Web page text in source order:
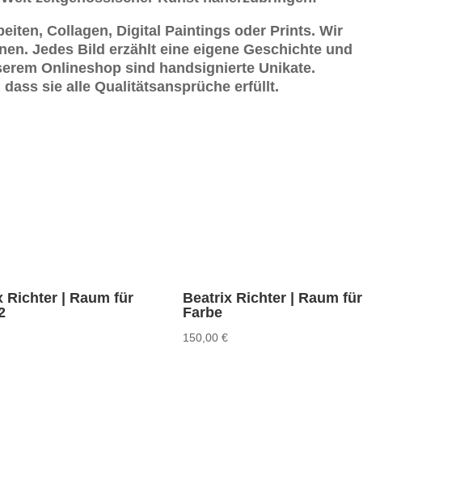
Collagen, Digital Paintings oder Prints. Wir
Jedes Bild erzählt eine eigene Geschichte und
Onlineshop sind handsignierte Unikate.
sie alle Qualitätsansprüche erfüllt.
Richter | Raum für
Beatrix Richter | Raum für
Farbe
150,00€